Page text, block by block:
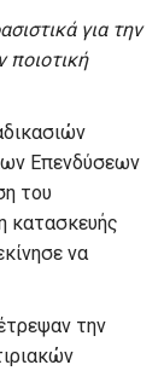
για την
Επενδύσεων
του
κατασκευής
να
την